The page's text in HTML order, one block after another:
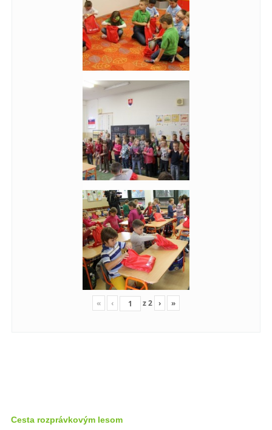
« ‹ z2 › »
Cesta rozprávkovým lesom